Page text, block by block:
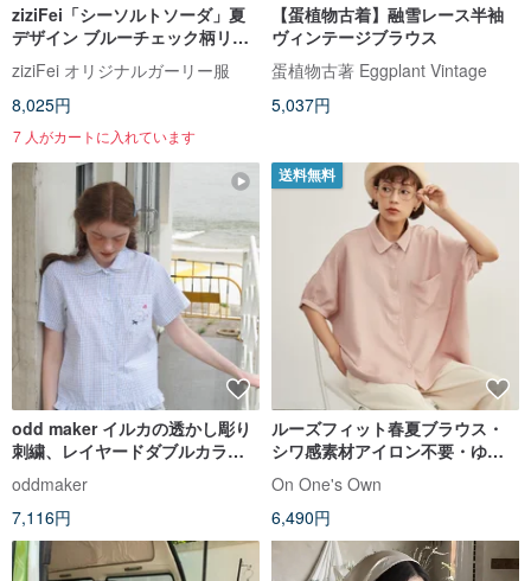
ziziFei「シーソルトソーダ」夏
デザイン ブルーチェック柄リボ
ン レトロカレッジ風半袖シャツ
レディース
ziziFei オリジナルガーリー服
8,025円
7 人がカートに入れています
【蛋植物古着】融雪レース半袖
ヴィンテージブラウス
蛋植物古著 Eggplant Vintage
5,037円
odd maker イルカの透かし彫り
刺繍、レイヤードダブルカラー
半袖ブラウス、レディース、森
ガール系ピーターパンカラーシ
ャツ
oddmaker
7,116円
送料無料
ルーズフィット春夏ブラウス・
シワ感素材アイロン不要・ゆる
ふわ半袖シャツ・定番トップス
On One's Own
6,490円